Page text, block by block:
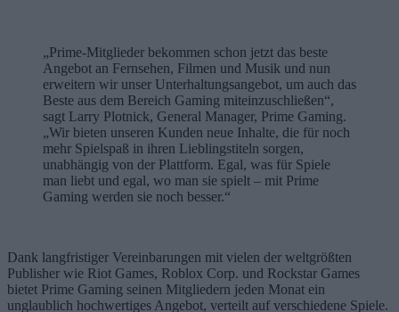
„Prime-Mitglieder bekommen schon jetzt das beste
Angebot an Fernsehen, Filmen und Musik und nun
erweitern wir unser Unterhaltungsangebot, um auch das
Beste aus dem Bereich Gaming miteinzuschließen“,
sagt Larry Plotnick, General Manager, Prime Gaming.
„Wir bieten unseren Kunden neue Inhalte, die für noch
mehr Spielspaß in ihren Lieblingstiteln sorgen,
unabhängig von der Plattform. Egal, was für Spiele
man liebt und egal, wo man sie spielt – mit Prime
Gaming werden sie noch besser.“
Dank langfristiger Vereinbarungen mit vielen der weltgrößten
Publisher wie Riot Games, Roblox Corp. und Rockstar Games
bietet Prime Gaming seinen Mitgliedern jeden Monat ein
unglaublich hochwertiges Angebot, verteilt auf verschiedene Spiele.